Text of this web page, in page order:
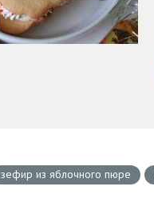
зефир из яблочного пюре